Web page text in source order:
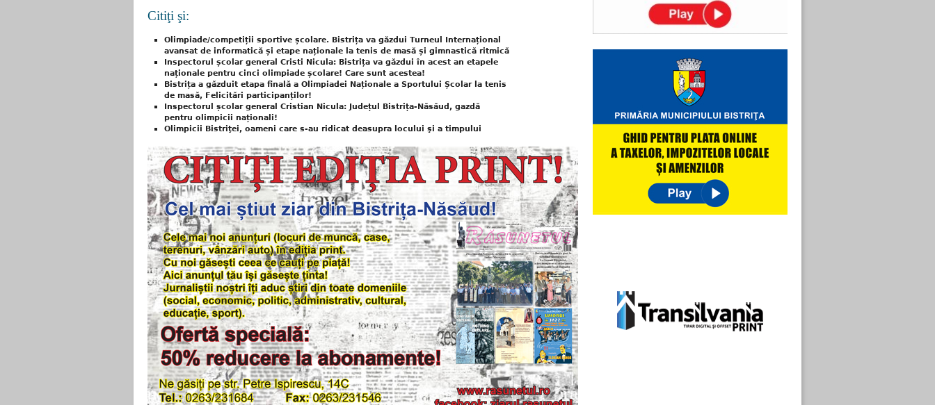
Citiţi şi:
Olimpiade/competiții sportive școlare. Bistrița va găzdui Turneul Internațional
avansat de informatică și etape naționale la tenis de masă și gimnastică ritmică
Inspectorul școlar general Cristi Nicula: Bistrița va găzdui în acest an etapele
naționale pentru cinci olimpiade școlare! Care sunt acestea!
Bistrița a găzduit etapa finală a Olimpiadei Naționale a Sportului Școlar la tenis
de masă, Felicitări participanților!
Inspectorul școlar general Cristian Nicula: Județul Bistrița-Năsăud, gazdă
pentru olimpicii naționali!
Olimpicii Bistriţei, oameni care s-au ridicat deasupra locului şi a timpului